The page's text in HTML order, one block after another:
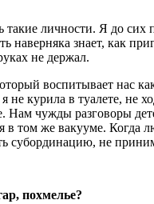
личности. Я до
знает, как
не держал.
воспитывает нас
курила в туалете, не
Нам чужды разговоры
том же вакууме. Когда
субординацию, не
похмелье?